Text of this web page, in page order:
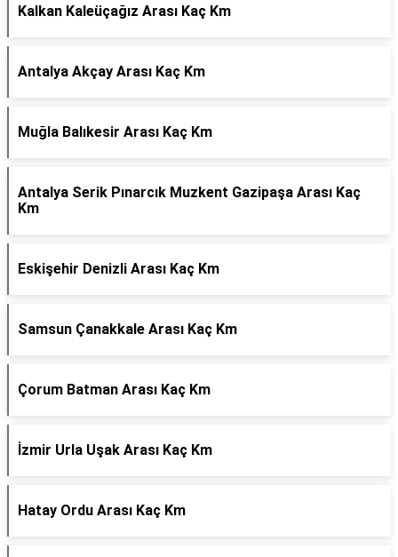
Kalkan Kaleüçağız Arası Kaç Km
Antalya Akçay Arası Kaç Km
Muğla Balıkesir Arası Kaç Km
Antalya Serik Pınarcık Muzkent Gazipaşa Arası Kaç
Km
Eskişehir Denizli Arası Kaç Km
Samsun Çanakkale Arası Kaç Km
Çorum Batman Arası Kaç Km
İzmir Urla Uşak Arası Kaç Km
Hatay Ordu Arası Kaç Km